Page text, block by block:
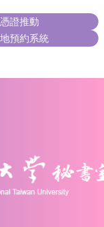
證推動
預約系統